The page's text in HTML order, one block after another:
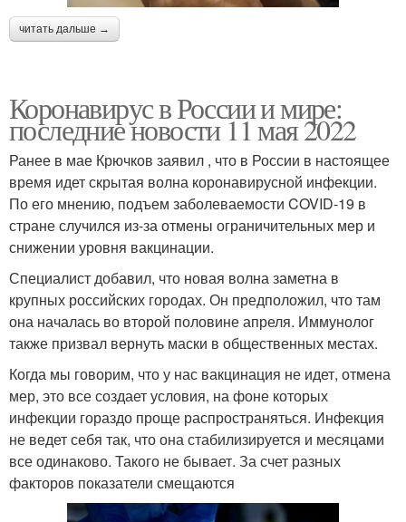
читать дальше →
Коронавирус в России и мире:
последние новости 11 мая 2022
Ранее в мае Крючков заявил , что в России в настоящее
время идет скрытая волна коронавирусной инфекции.
По его мнению, подъем заболеваемости COVID-19 в
стране случился из-за отмены ограничительных мер и
снижении уровня вакцинации.
Специалист добавил, что новая волна заметна в
крупных российских городах. Он предположил, что там
она началась во второй половине апреля. Иммунолог
также призвал вернуть маски в общественных местах.
Когда мы говорим, что у нас вакцинация не идет, отмена
мер, это все создает условия, на фоне которых
инфекции гораздо проще распространяться. Инфекция
не ведет себя так, что она стабилизируется и месяцами
все одинаково. Такого не бывает. За счет разных
факторов показатели смещаются